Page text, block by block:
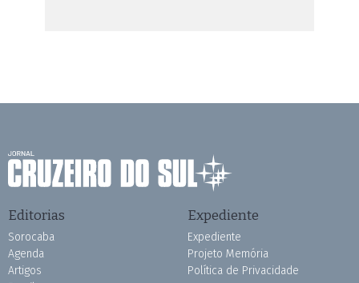
Editorias
Sorocaba
Agenda
Artigos
Expediente
Expediente
Projeto Memória
Política de Privacidade